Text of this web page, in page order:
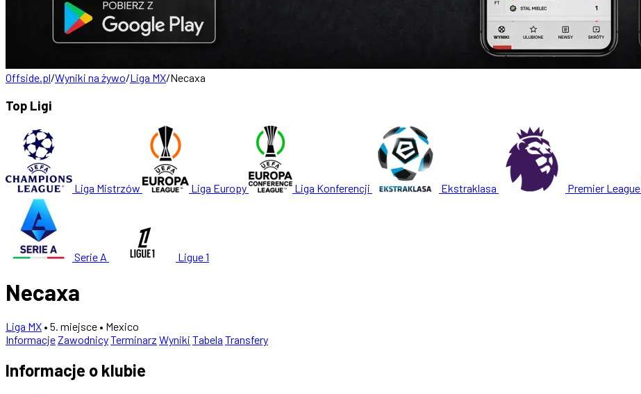
Offside.pl/Wyniki na żywo/Liga MX/Necaxa
Top Ligi
Liga Mistrzów Liga Europy Liga Konferencji Ekstraklasa Premier League
Serie A Ligue 1
Necaxa
Liga MX • 5. miejsce • Mexico
InformacjeZawodnicyTerminarz Wyniki Tabela Transfery
Informacje o klubie